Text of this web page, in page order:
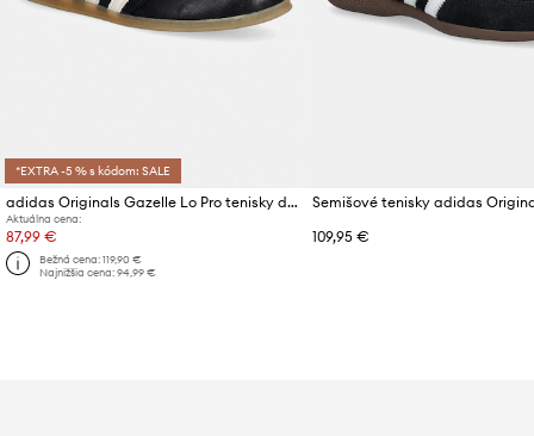
*EXTRA -5 % s kódom: SALE
adidas Originals Gazelle Lo Pro tenisky dámske
Aktuálna cena:
87,99 €
Bežná cena:119,90 €
Najnižšia cena:94,99 €
109,95 €